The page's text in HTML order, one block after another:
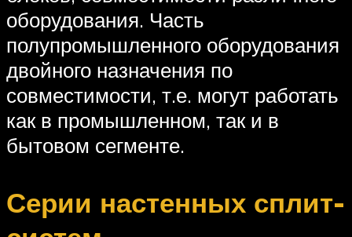
оборудования. Часть
полупромышленного оборудования
двойного назначения по
совместимости, т.е. могут работать
как в промышленном, так и в
бытовом сегменте.
Серии настенных сплит-